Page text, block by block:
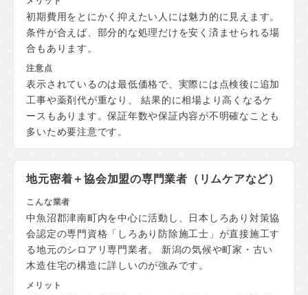
初期費用をとにかく抑えたい人には魅力的に見えます。
条件が合えば、部分的な処理だけを安く済ませられる場
合もあります。
表示されているのは最低価格で、実際には点検後に追加
工事や薬剤代が重なり、 結果的に相場より高くなるケ
ースもあります。保証年数や保証内容が不明確なことも
多いため要注意です。
地元密着＋協会加盟の専門業者（リムケアなど）
中魚沼郡津南町内を中心に活動し、日本しろあり対策協
会認定の専門資格「しろあり防除施工士」が直接施工す
る地元のシロアリ専門業者。 新潟の気候や町家・古い
木造住宅の構造に詳しいのが強みです。